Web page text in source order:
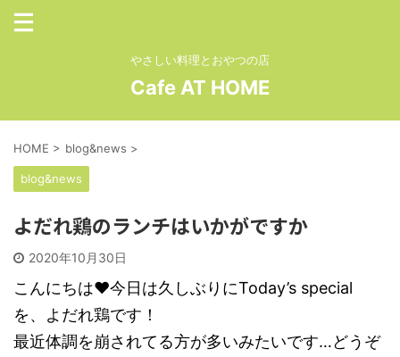
やさしい料理とおやつの店
Cafe AT HOME
HOME > blog&news >
blog&news
よだれ鶏のランチはいかがですか
2020年10月30日
こんにちは♥今日は久しぶりにToday’s special
を、よだれ鶏です！
最近体調を崩されてる方が多いみたいです…どうぞ